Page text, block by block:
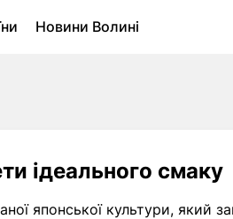
Новини Волині
ідеального смаку
японської культури, який